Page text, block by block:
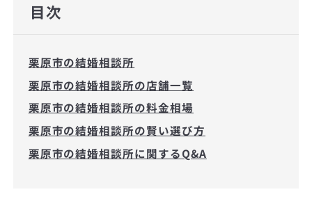
目次
栗原市の結婚相談所
栗原市の結婚相談所の店舗一覧
栗原市の結婚相談所の料金相場
栗原市の結婚相談所の賢い選び方
栗原市の結婚相談所に関するQ&A